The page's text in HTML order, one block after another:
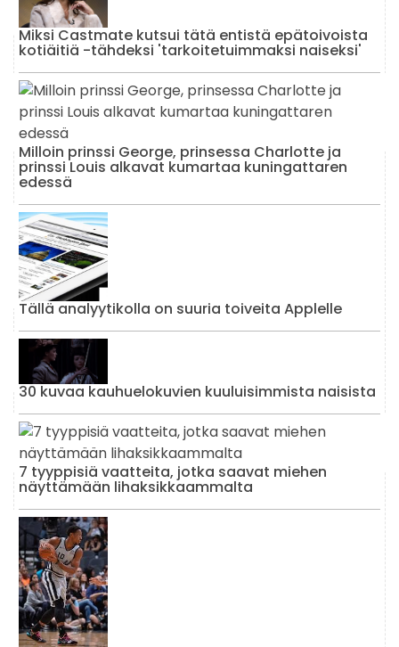
Miksi Castmate kutsui tätä entistä epätoivoista
kotiäitiä -tähdeksi 'tarkoitetuimmaksi naiseksi'
Milloin prinssi George, prinsessa Charlotte ja
prinssi Louis alkavat kumartaa kuningattaren
edessä
Tällä analyytikolla on suuria toiveita Applelle
30 kuvaa kauhuelokuvien kuuluisimmista naisista
7 tyyppisiä vaatteita, jotka saavat miehen
näyttämään lihaksikkaammalta